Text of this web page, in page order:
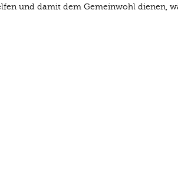
und damit dem Gemeinwohl dienen,